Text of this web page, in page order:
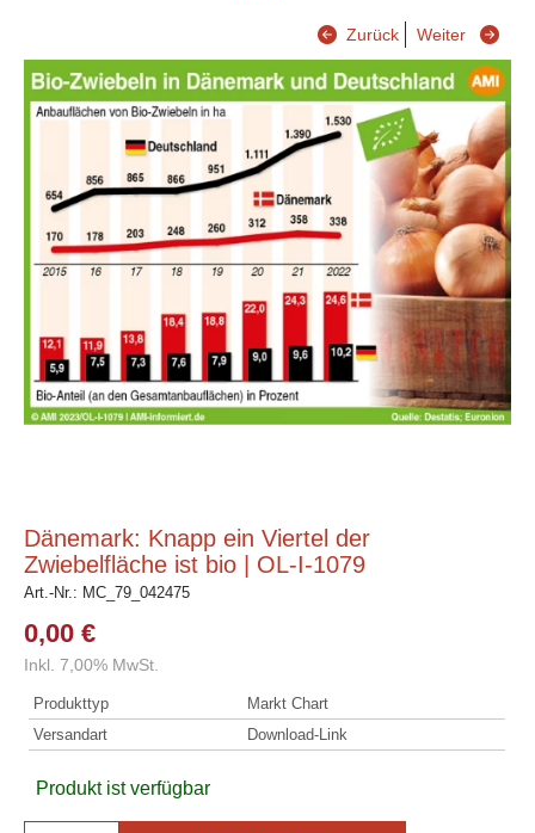
Zurück Weiter
Dänemark: Knapp ein Viertel der
Zwiebelfläche ist bio | OL-I-1079
Art.-Nr.: MC_79_042475
0,00 €
Inkl. 7,00% MwSt.
Produkttyp
Markt Chart
Versandart
Download-Link
Produkt ist verfügbar